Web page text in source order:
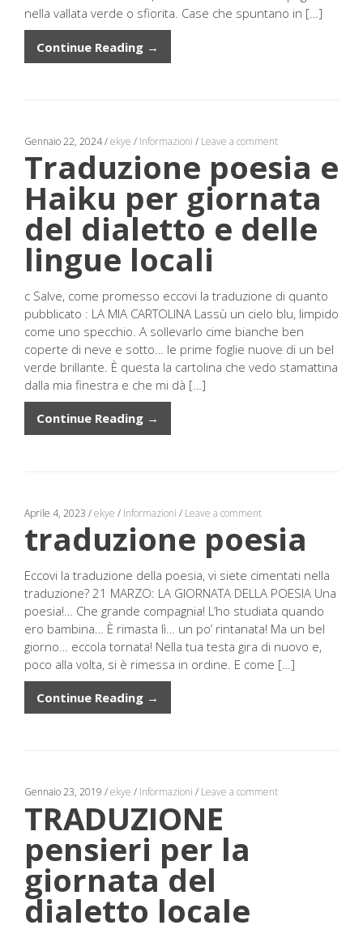
nella vallata verde o sfiorita. Case che spuntano in […]
Continue Reading →
Gennaio 22, 2024/ekye / Informazioni / Leave a comment
Traduzione poesia e
Haiku per giornata
del dialetto e delle
lingue locali
c Salve, come promesso eccovi la traduzione di quanto
pubblicato : LA MIA CARTOLINA Lassù un cielo blu, limpido
come uno specchio. A sollevarlo cime bianche ben
coperte di neve e sotto… le prime foglie nuove di un bel
verde brillante. È questa la cartolina che vedo stamattina
dalla mia finestra e che mi dà […]
Continue Reading →
Aprile 4, 2023 /ekye / Informazioni / Leave a comment
traduzione poesia
Eccovi la traduzione della poesia, vi siete cimentati nella
traduzione? 21 MARZO: LA GIORNATA DELLA POESIA Una
poesia!… Che grande compagnia! L’ho studiata quando
ero bambina… È rimasta lì… un po’ rintanata! Ma un bel
giorno… eccola tornata! Nella tua testa gira di nuovo e,
poco alla volta, si è rimessa in ordine. E come […]
Continue Reading →
Gennaio 23, 2019 /ekye / Informazioni / Leave a comment
TRADUZIONE
pensieri per la
giornata del
dialetto locale